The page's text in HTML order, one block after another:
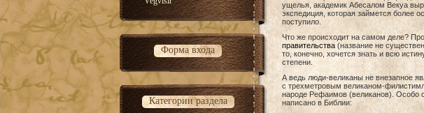
Форма входа
Категории раздела
ущелья, академик Абесалом Векуа
экспедиция, которая займется более
поступило.
Что же происходит на самом деле?
правительства(название не
то, конечно, хочется знать и всю
степени.
А ведь люди-великаны не внезапное
с трехметровым великаном-
народе Рефаимов (великанов). Особо
написано в Библии: